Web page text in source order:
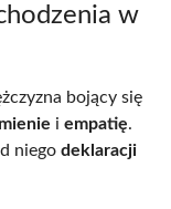
w
bojący się
i empatię.
niego deklaracji